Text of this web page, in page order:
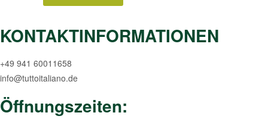
KONTAKTINFORMATIONEN
+49 941 60011658
info@tuttoitaliano.de
Öffnungszeiten: